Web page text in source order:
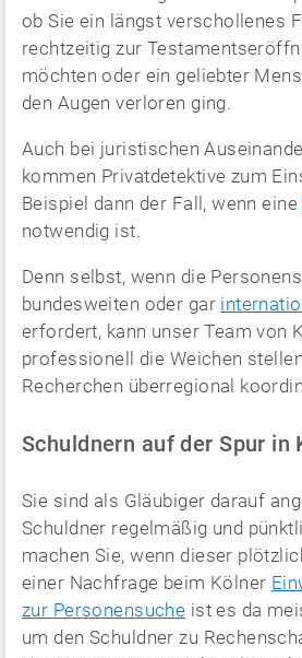
ob Sie ein längst verschollenes
rechtzeitig zur
möchten oder ein geliebter
den Augen verloren ging.
Auch bei juristischen
kommen Privatdetektive zum
Beispiel dann der Fall, wenn eine
notwendig ist.
Denn selbst, wenn die
bundesweiten oder gar
erfordert, kann unser Team von
professionell die Weichen
Recherchen überregional
Schuldnern auf der Spur in
Sie sind als Gläubiger darauf
Schuldner regelmäßig und
machen Sie, wenn dieser
einer Nachfrage beim Kölner
zur Personensuche ist es da
um den Schuldner zu